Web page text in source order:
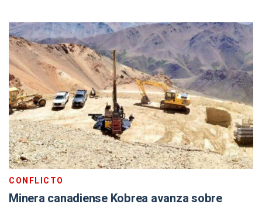
CONFLICTO
Minera canadiense Kobrea avanza sobre